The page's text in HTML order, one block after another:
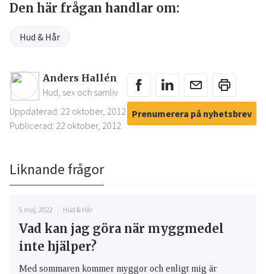
Den här frågan handlar om:
Hud & Hår
Anders Hallén
Hud, sex och samliv
Uppdaterad: 22 oktober, 2012
Publicerad: 22 oktober, 2012
Prenumerera på nyhetsbrev
Liknande frågor
5 maj, 2022 Hud & Hår
Vad kan jag göra när myggmedel
inte hjälper?
Med sommaren kommer myggor och enligt mig är